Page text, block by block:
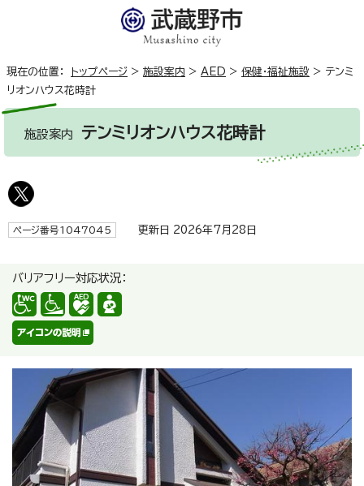
現在の位置： トップページ > 施設案内 > AED > 保健・福祉施設 > テンミ
リオンハウス花時計
施設案内 テンミリオンハウス花時計
ページ番号1047045 更新日 2026年7月28日
バリアフリー対応状況：